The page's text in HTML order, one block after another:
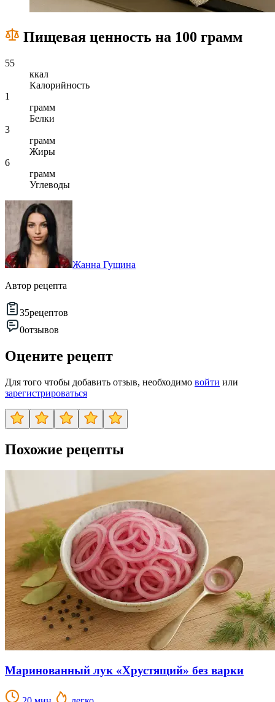
Пищевая ценность на 100 грамм
55
ккал
Калорийность
1
грамм
Белки
3
грамм
Жиры
6
грамм
Углеводы
Жанна Гущина
Автор рецепта
35рецептов
0отзывов
Оцените рецепт
Для того чтобы добавить отзыв, необходимо войти или
зарегистрироваться
Похожие рецепты
Маринованный лук «Хрустящий» без варки